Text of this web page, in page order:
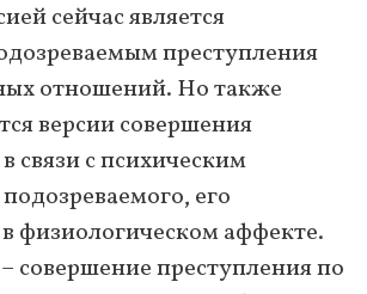
сейчас является
преступления
отношений. Но также
версии совершения
связи с психическим
его
физиологическом аффекте.
совершение преступления по